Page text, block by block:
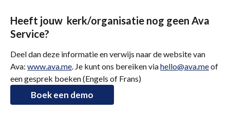
Heeft jouw  kerk/organisatie nog geen Ava
Service?
Deel dan deze informatie en verwijs naar de website van
Ava: www.ava.me. Je kunt ons bereiken via hello@ava.me of
een gesprek boeken (Engels of Frans)
Boek een demo